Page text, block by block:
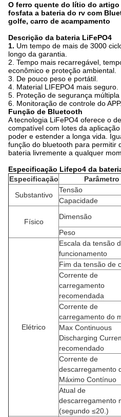
O ferro quente do lítio do artigo
fosfata a bateria do rv com
golfe, carro de acampamento
Descrição da bateria LiFePO4
1. Um tempo de mais de 3000
longo da garantia.
2. Tempo mais recarregável,
econômico e proteção ambiental.
3. De pouco peso e portátil.
4. Material LIFEPO4 mais seguro.
5. Proteção de segurança múltipla
6. Monitoração de controle do APP.
Função de Bluetooth
A tecnologia LiFePO4 oferece o
compatível com lotes da
poder e estender a longa vida.
função do bluetooth para permitir
bateria livremente a qualquer
Especificação Lifepo4 da
Especificação
Parâmetro
Substantivo
Tensão
Capacidade
Físico
Dimensão
Peso
Elétrico
Escala da tensão
funcionamento
Fim da tensão de
Corrente de
carregamento
recomendada
Corrente de
carregamento do
Max Continuous
Discharging
recomendado
Corrente de
descarregamento
Máximo Contínuo
Atual de
descarregamento
(segundo ≤20.)